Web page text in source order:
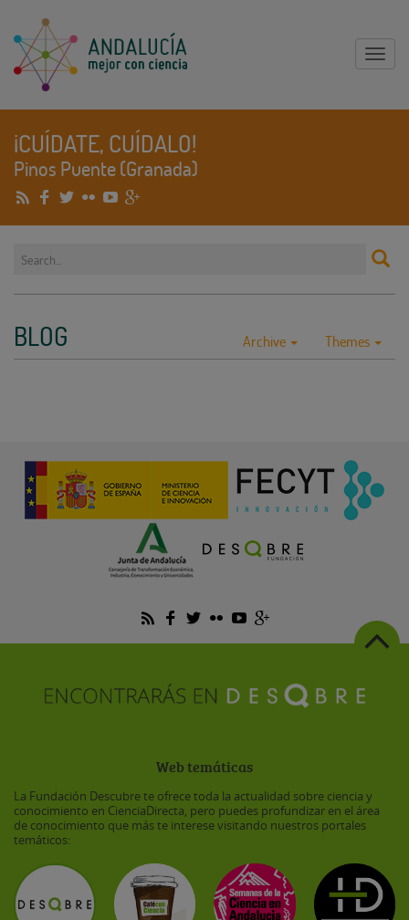
menu
¡CUÍDATE, CUÍDALO!
Pinos Puente (Granada)
BLOG Archive Themes
Web temáticas
La Fundación Descubre te ofrece toda la actualidad sobre ciencia y
conocimiento en CienciaDirecta, pero puedes profundizar en el área
de conocimiento que más te interese visitando nuestros portales
temáticos: